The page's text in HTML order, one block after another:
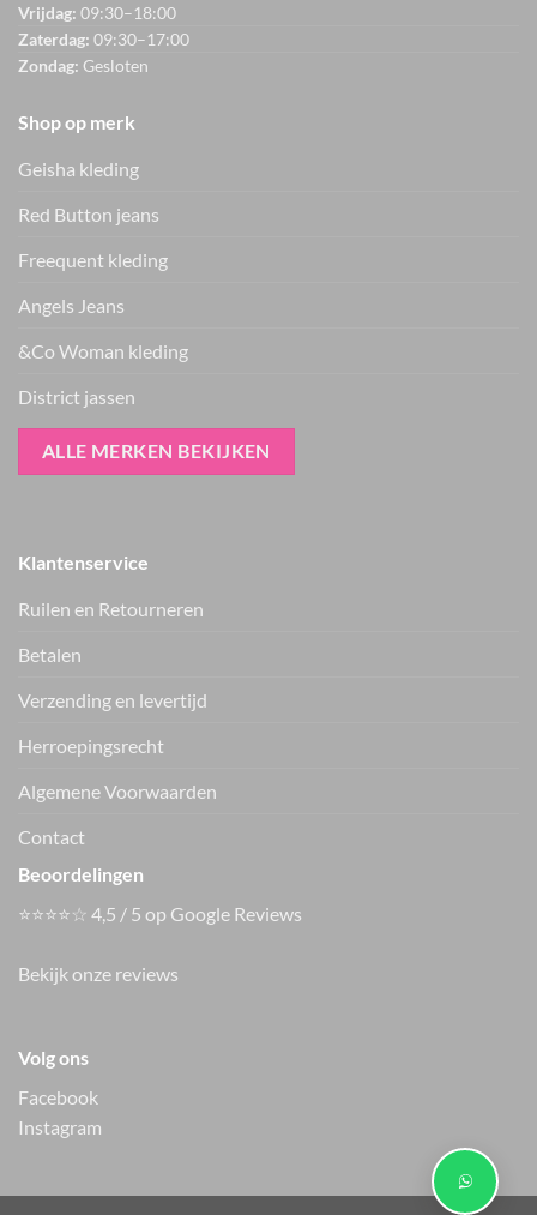
Vrijdag: 09:30–18:00
Zaterdag: 09:30–17:00
Zondag: Gesloten
Shop op merk
Geisha kleding
Red Button jeans
Freequent kleding
Angels Jeans
&Co Woman kleding
District jassen
ALLE MERKEN BEKIJKEN
Klantenservice
Ruilen en Retourneren
Betalen
Verzending en levertijd
Herroepingsrecht
Algemene Voorwaarden
Contact
Beoordelingen
⭐⭐⭐⭐☆ 4,5 / 5 op Google Reviews
Bekijk onze reviews
Volg ons
Facebook
Instagram
Only shirt ONLFREJA